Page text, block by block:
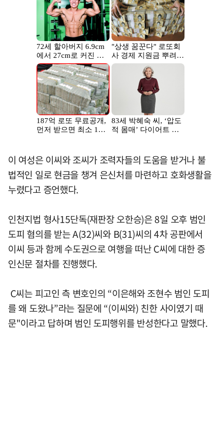
이 여성은 이씨와 조씨가 조력자들의 도움을 받거나 불
법적인 일로 현금을 챙겨 은신처를 마련하고 호화생활을
누렸다고 증언했다.
인천지법 형사15단독(재판장 오한승)은 8일 오후 범인
도피 혐의를 받는 A(32)씨와 B(31)씨의 4차 공판에서
이씨 등과 함께 수도권으로 여행을 떠난 C씨에 대한 증
인신문 절차를 진행했다.
C씨는 피고인 측 변호인의 “이은해와 조현수 범인 도피
를 왜 도왔나”라는 질문에 “(이씨와) 친한 사이였기 때
문"이라고 답하며 범인 도피행위를 반성한다고 말했다.